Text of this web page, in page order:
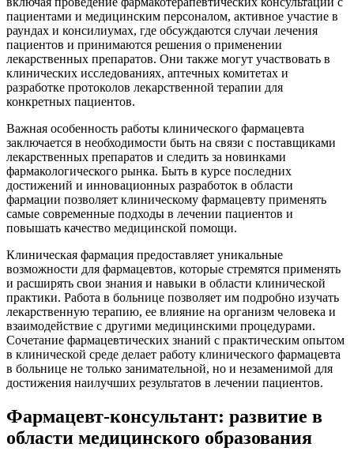
пациентами и медицинским персоналом, активное участие в
раундах и консилиумах, где обсуждаются случаи лечения
пациентов и принимаются решения о применении
лекарственных препаратов. Они также могут участвовать в
клинических исследованиях, аптечных комитетах и
разработке протоколов лекарственной терапии для
конкретных пациентов.
Важная особенность работы клинического фармацевта
заключается в необходимости быть на связи с поставщиками
лекарственных препаратов и следить за новинками
фармакологического рынка. Быть в курсе последних
достижений и инновационных разработок в области
фармации позволяет клиническому фармацевту применять
самые современные подходы в лечении пациентов и
повышать качество медицинской помощи.
Клиническая фармация предоставляет уникальные
возможности для фармацевтов, которые стремятся применять
и расширять свои знания и навыки в области клинической
практики. Работа в больнице позволяет им подробно изучать
лекарственную терапию, ее влияние на организм человека и
взаимодействие с другими медицинскими процедурами.
Сочетание фармацевтических знаний с практическим опытом
в клинической среде делает работу клинического фармацевта
в больнице не только занимательной, но и незаменимой для
достижения наилучших результатов в лечении пациентов.
Фармацевт-консультант: развитие в
области медицинского образования